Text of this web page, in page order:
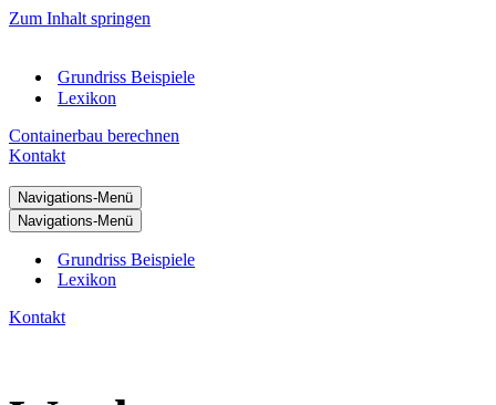
Zum Inhalt springen
Grundriss Beispiele
Lexikon
Containerbau berechnen
Kontakt
Navigations-Menü
Navigations-Menü
Grundriss Beispiele
Lexikon
Kontakt